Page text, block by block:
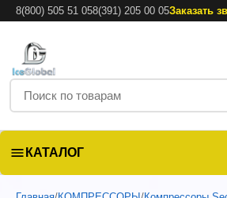
8(800) 505 51 058(391) 205 00 05Заказать
КАТАЛОГ